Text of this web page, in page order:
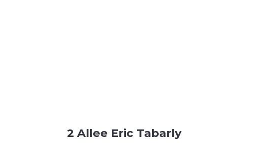
2 Allee Eric Tabarly